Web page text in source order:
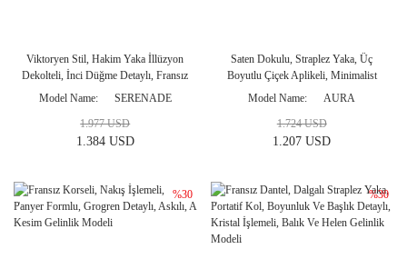
Viktoryen Stil, Hakim Yaka İllüzyon
Dekolteli, İnci Düğme Detaylı, Fransız
Dantelli ve Transparan Korseli Gelinlik
Model Name SERENADE
1.384 USD
1.977 USD
Saten Dokulu, Straplez Yaka, Üç
Boyutlu Çiçek Aplikeli, Minimalist
Gelinlik Modeli
Model Name AURA
1.207 USD
1.724 USD
%30 %30